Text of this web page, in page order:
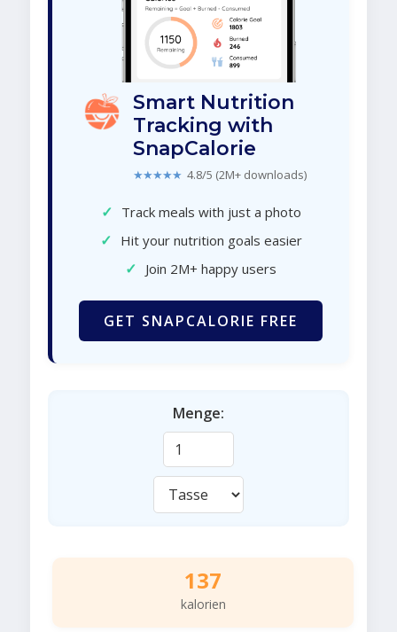
Smart Nutrition
Tracking with
SnapCalorie
★★★★★ 4.8/5 (2M+ downloads)
✓ Track meals with just a photo
✓ Hit your nutrition goals easier
✓ Join 2M+ happy users
GET SNAPCALORIE FREE
Menge:
137
kalorien